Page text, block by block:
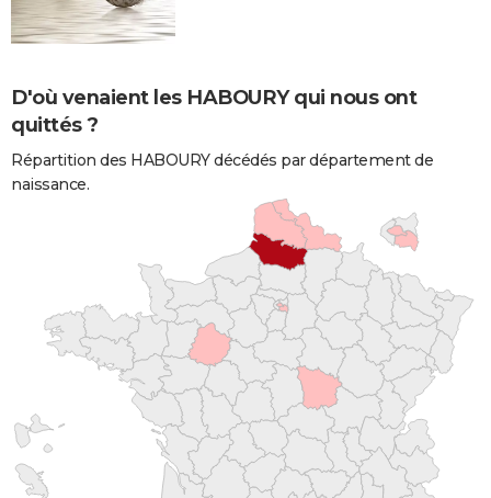
D'où venaient les HABOURY qui nous ont
quittés ?
Répartition des HABOURY décédés par département de
naissance.